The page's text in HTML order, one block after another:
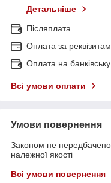
Детальніше
Післяплата
Оплата за
Оплата на
Всі умови оплати
Умови повернення
Законом не
належної якості
Всі умови повернення